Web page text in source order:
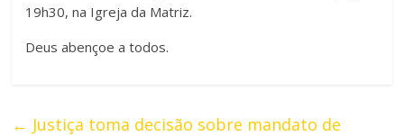
19h30, na Igreja da Matriz.
Deus abençoe a todos.
← Justiça toma decisão sobre mandato de